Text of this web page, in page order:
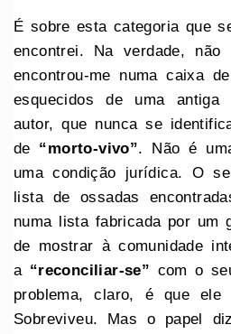
É sobre esta categoria que
encontrei. Na verdade,
encontrou-me numa caixa
esquecidos de uma antiga
autor, que nunca se
de “morto-vivo”. Não é
uma condição jurídica. O
lista de ossadas
numa lista fabricada por um
de mostrar à comunidade
a “reconciliar-se” com o
problema, claro, é que ele
Sobreviveu. Mas o papel